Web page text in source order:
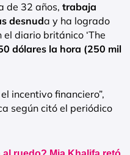
de 32 años, trabaja
desnuda y ha logrado
diario británico ‘The
dólares la hora (250 mil
incentivo financiero”,
según citó el periódico